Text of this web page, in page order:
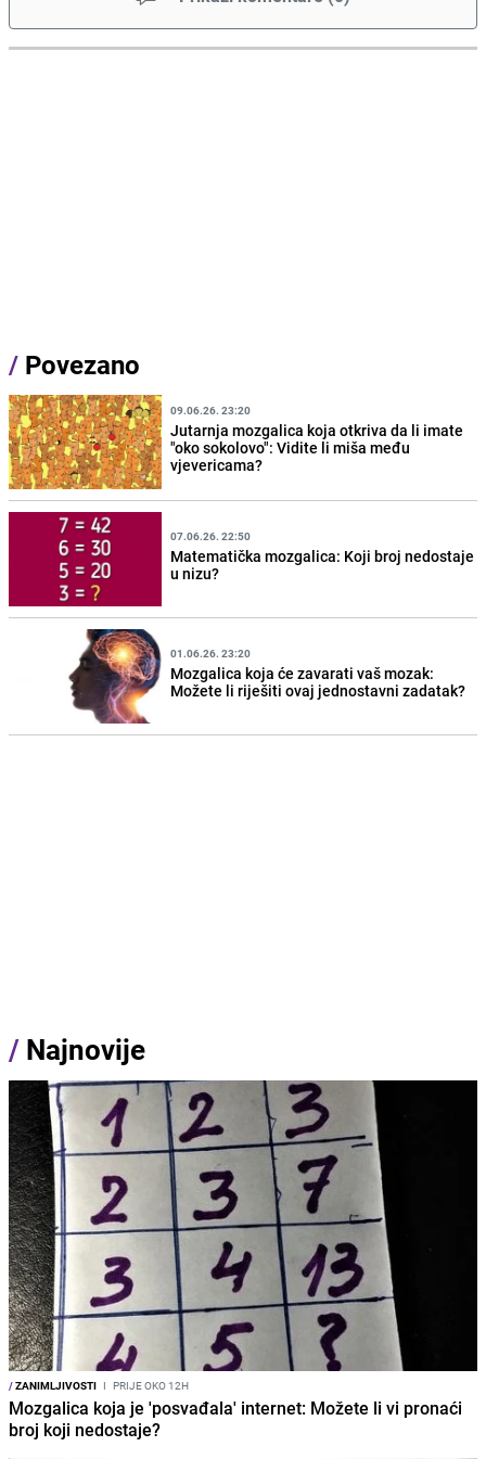
/ Povezano
09.06.26. 23:20
Jutarnja mozgalica koja otkriva da li imate
"oko sokolovo": Vidite li miša među
vjevericama?
07.06.26. 22:50
Matematička mozgalica: Koji broj nedostaje
u nizu?
01.06.26. 23:20
Mozgalica koja će zavarati vaš mozak:
Možete li riješiti ovaj jednostavni zadatak?
/ Najnovije
/ZANIMLJIVOSTI I PRIJE OKO 12H
Mozgalica koja je 'posvađala' internet: Možete li vi pronaći
broj koji nedostaje?